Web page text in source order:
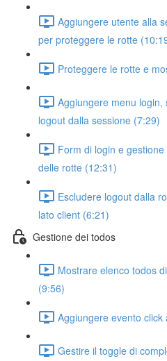
Aggiungere utente alla
per proteggere le rotte
Proteggere le rotte e
Aggiungere menu
logout dalla sessione (7:29)
Form di login e
delle rotte (12:31)
Escludere logout dalla
lato client (6:21)
Gestione dei todos
Mostrare elenco todos
(9:56)
Aggiungere evento
Gestire il toggle di